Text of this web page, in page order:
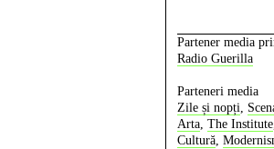
Partener media
Radio Guerilla
Parteneri media
Zile și nopți,
Arta, The Institute
Cultură,